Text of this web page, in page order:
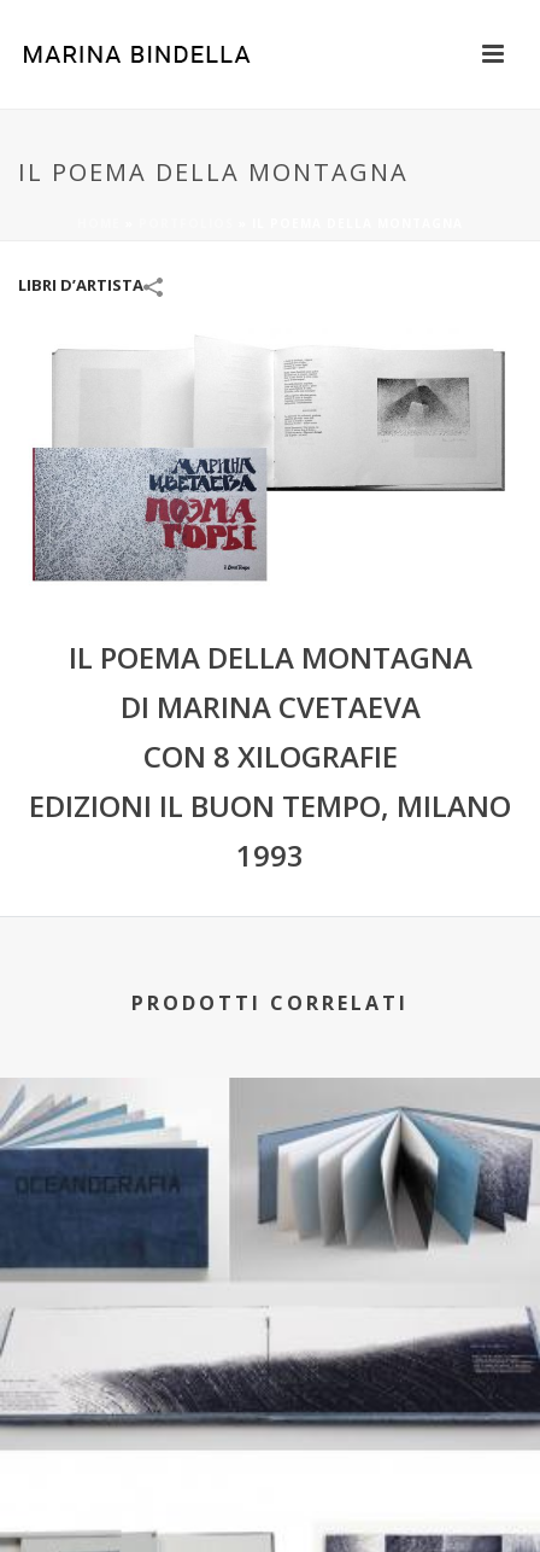
IL POEMA DELLA MONTAGNA
LIBRI D’ARTISTA
IL POEMA DELLA MONTAGNA
DI MARINA CVETAEVA
CON 8 XILOGRAFIE
EDIZIONI IL BUON TEMPO, MILANO
1993
PRODOTTI CORRELATI